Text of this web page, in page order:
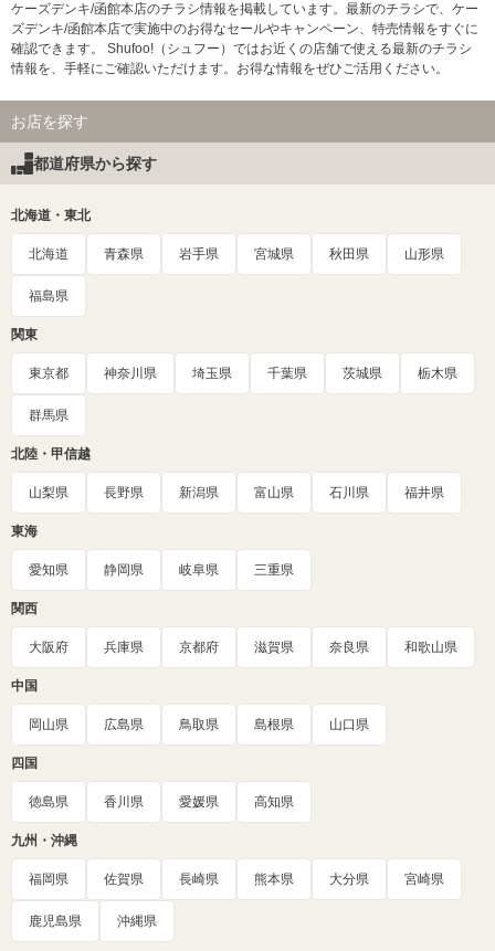
ケーズデンキ/函館本店のチラシ情報を掲載しています。最新のチラシで、ケー
ズデンキ/函館本店で実施中のお得なセールやキャンペーン、特売情報をすぐに
確認できます。 Shufoo!（シュフー）ではお近くの店舗で使える最新のチラシ
情報を、手軽にご確認いただけます。お得な情報をぜひご活用ください。
お店を探す
都道府県から探す
北海道・東北
北海道 青森県 岩手県 宮城県 秋田県 山形県
福島県
関東
東京都 神奈川県 埼玉県 千葉県 茨城県 栃木県
群馬県
北陸・甲信越
山梨県 長野県 新潟県 富山県 石川県 福井県
東海
愛知県 静岡県 岐阜県 三重県
関西
大阪府 兵庫県 京都府 滋賀県 奈良県 和歌山県
中国
岡山県 広島県 鳥取県 島根県 山口県
四国
徳島県 香川県 愛媛県 高知県
九州・沖縄
福岡県 佐賀県 長崎県 熊本県 大分県 宮崎県
鹿児島県 沖縄県